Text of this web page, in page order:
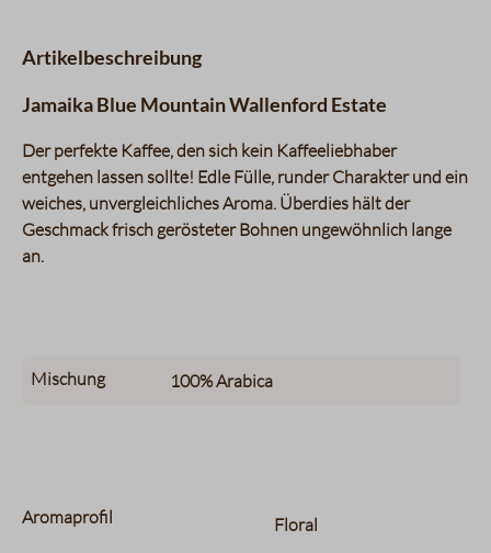
Artikelbeschreibung
Jamaika Blue Mountain Wallenford Estate
Der perfekte Kaffee, den sich kein Kaffeeliebhaber
entgehen lassen sollte! Edle Fülle, runder Charakter und ein
weiches, unvergleichliches Aroma. Überdies hält der
Geschmack frisch gerösteter Bohnen ungewöhnlich lange
an.
Mischung 100%Arabica
Aromaprofil Floral